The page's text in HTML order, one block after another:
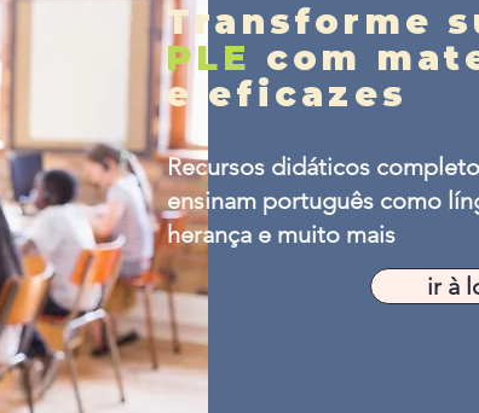
Transforme
PLE com
e eficazes
Recursos didáticos
ensinam português como
herança e muito mais
ir à